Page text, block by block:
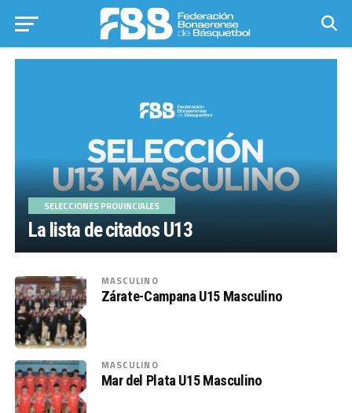
SELECCIONES PROVINCIALES
La lista de citados U13
MASCULINO
Zárate-Campana U15 Masculino
MASCULINO
Mar del Plata U15 Masculino